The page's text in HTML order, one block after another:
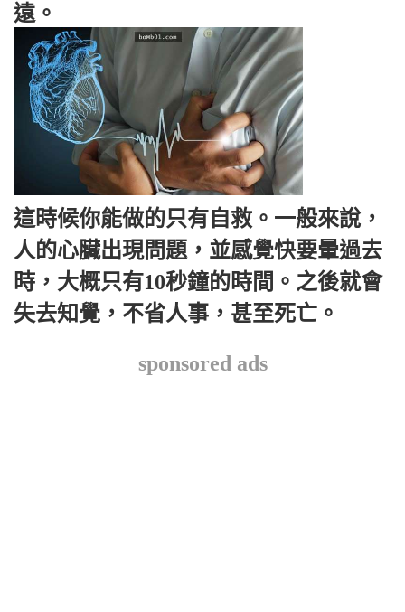
遠。
這時候你能做的只有自救。一般來說，
人的心臟出現問題，並感覺快要暈過去
時，大概只有10秒鐘的時間。之後就會
失去知覺，不省人事，甚至死亡。
sponsored ads